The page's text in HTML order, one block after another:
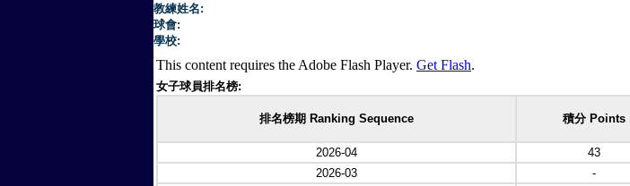
教練姓名:
球會:
學校:
This content requires the Adobe Flash Player. Get Flash.
女子球員排名榜:
排名榜期 Ranking Sequence 積分 Points
2026-04
43
2026-03
-